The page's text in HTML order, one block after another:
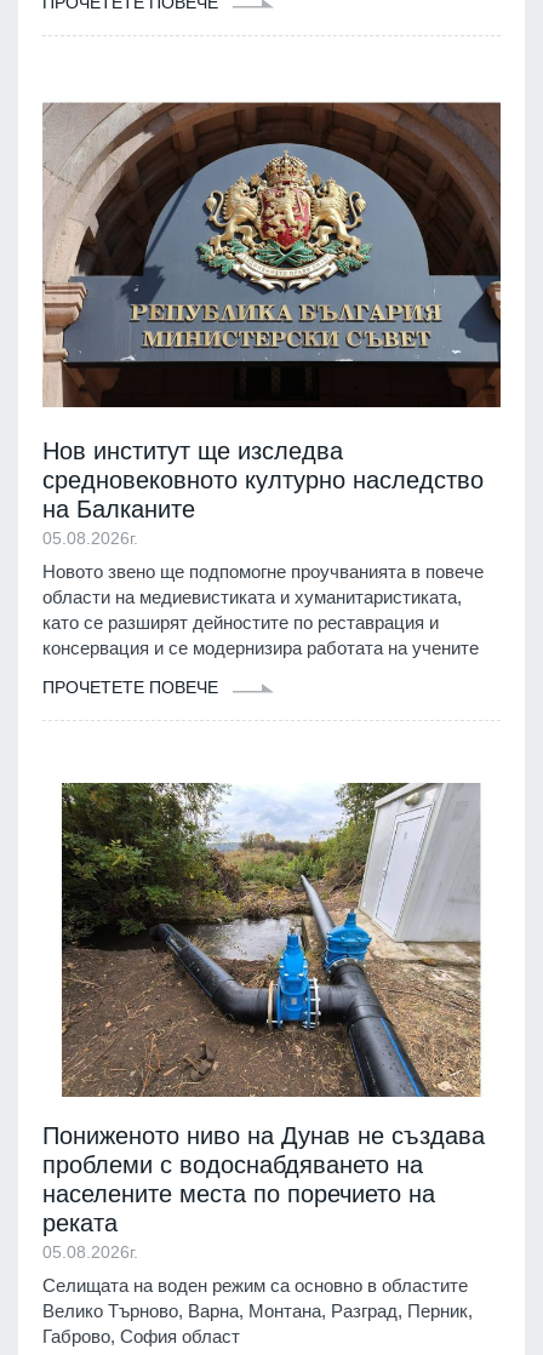
Нов институт ще изследва
средновековното културно наследство
на Балканите
05.08.2026г.
Новото звено ще подпомогне проучванията в повече
области на медиевистиката и хуманитаристиката,
като се разширят дейностите по реставрация и
консервация и се модернизира работата на учените
ПРОЧЕТЕТЕ ПОВЕЧЕ
Пониженото ниво на Дунав не създава
проблеми с водоснабдяването на
населените места по поречието на
реката
05.08.2026г.
Селищата на воден режим са основно в областите
Велико Търново, Варна, Монтана, Разград, Перник,
Габрово, София област